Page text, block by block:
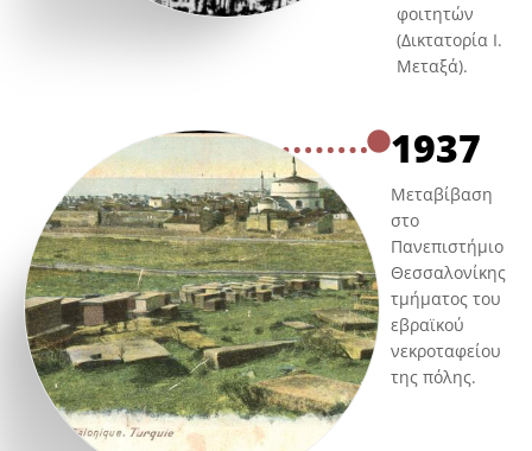
φοιτητών
(Δικτατορία Ι.
Μεταξά).
1937
Μεταβίβαση
στο
Πανεπιστήμιο
Θεσσαλονίκης
τμήματος του
εβραϊκού
νεκροταφείου
της πόλης.